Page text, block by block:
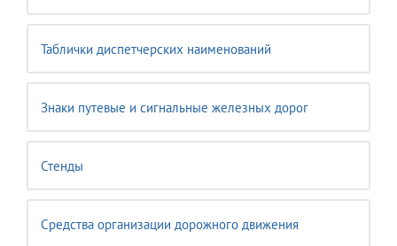
Таблички диспетчерских наименований
Знаки путевые и сигнальные железных дорог
Стенды
Средства организации дорожного движения